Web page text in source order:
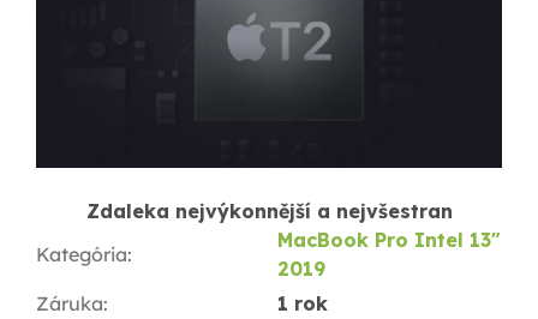
Zdaleka nejvýkonnější a nejvšestran
Kategória:
MacBook Pro Intel 13"
2019
Záruka:
1 rok